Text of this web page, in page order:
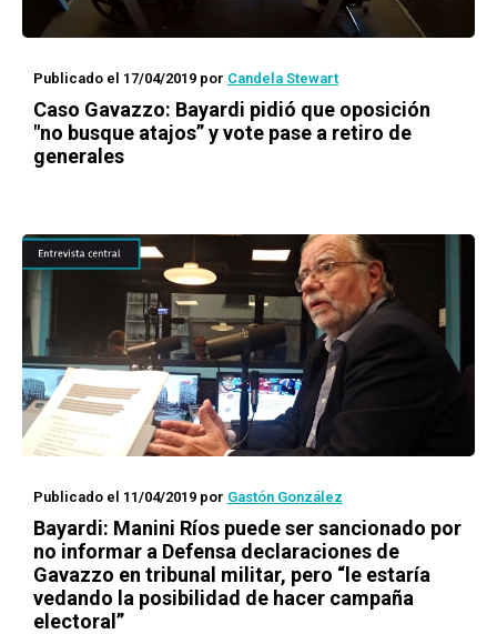
Publicado el 17/04/2019 por Candela Stewart
Caso Gavazzo: Bayardi pidió que oposición
"no busque atajos” y vote pase a retiro de
generales
Publicado el 11/04/2019 por Gastón González
Bayardi: Manini Ríos puede ser sancionado por
no informar a Defensa declaraciones de
Gavazzo en tribunal militar, pero “le estaría
vedando la posibilidad de hacer campaña
electoral”